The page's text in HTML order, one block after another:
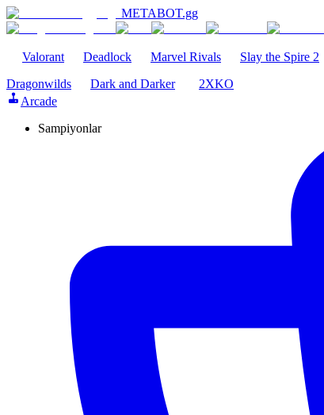
METABOT.gg
Valorant Deadlock Marvel Rivals Slay the Spire 2
Dragonwilds
Dark and Darker
2XKO
Arcade
Sampiyonlar